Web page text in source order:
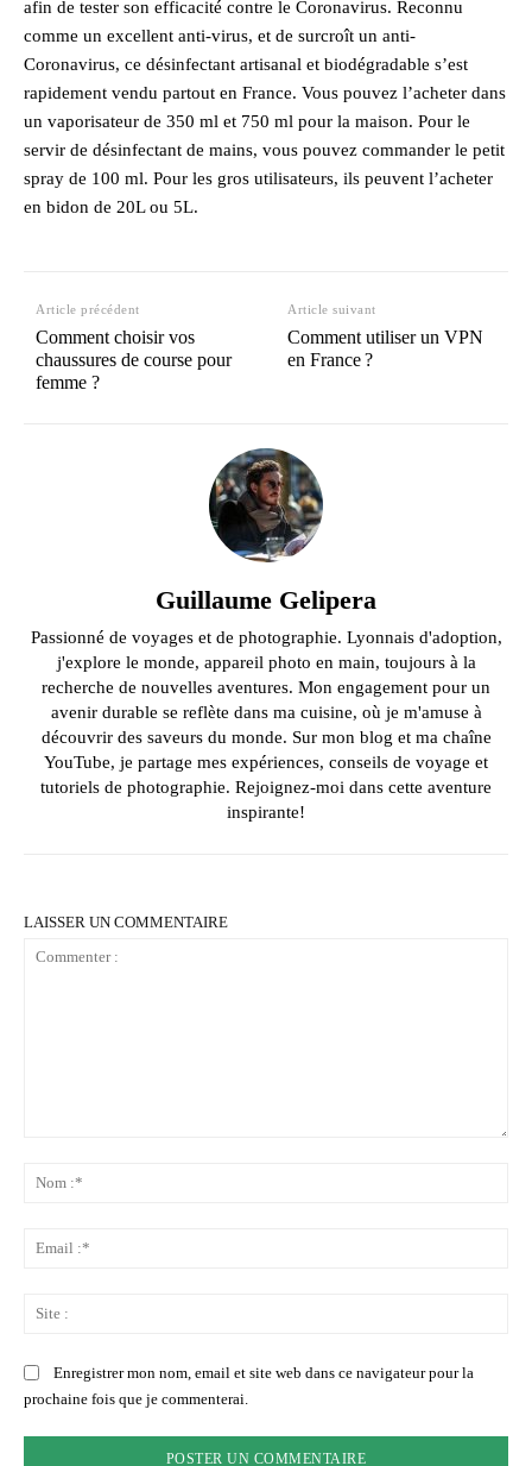
afin de tester son efficacité contre le Coronavirus. Reconnu
comme un excellent anti-virus, et de surcroît un anti-
Coronavirus, ce désinfectant artisanal et biodégradable s’est
rapidement vendu partout en France. Vous pouvez l’acheter dans
un vaporisateur de 350 ml et 750 ml pour la maison. Pour le
servir de désinfectant de mains, vous pouvez commander le petit
spray de 100 ml. Pour les gros utilisateurs, ils peuvent l’acheter
en bidon de 20L ou 5L.
Article précédent
Comment choisir vos
chaussures de course pour
femme ?
Article suivant
Comment utiliser un VPN
en France ?
Guillaume Gelipera
Passionné de voyages et de photographie. Lyonnais d'adoption,
j'explore le monde, appareil photo en main, toujours à la
recherche de nouvelles aventures. Mon engagement pour un
avenir durable se reflète dans ma cuisine, où je m'amuse à
découvrir des saveurs du monde. Sur mon blog et ma chaîne
YouTube, je partage mes expériences, conseils de voyage et
tutoriels de photographie. Rejoignez-moi dans cette aventure
inspirante!
LAISSER UN COMMENTAIRE
Enregistrer mon nom, email et site web dans ce navigateur pour la
prochaine fois que je commenterai.